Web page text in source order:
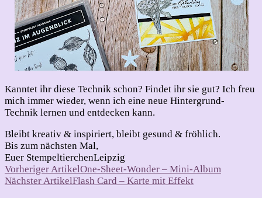
Kanntet ihr diese Technik schon? Findet ihr sie gut? Ich freu
mich immer wieder, wenn ich eine neue Hintergrund-
Technik lernen und entdecken kann.
Bleibt kreativ & inspiriert, bleibt gesund & fröhlich.
Bis zum nächsten Mal,
Euer StempeltierchenLeipzig
Beitragsnavigation
Vorheriger ArtikelOne-Sheet-Wonder – Mini-Album
Nächster ArtikelFlash Card – Karte mit Effekt